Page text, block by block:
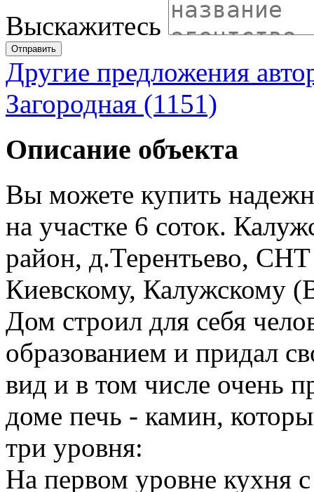
Выскажитесь
Отправить
Другие предложения
Загородная (1151)
Описание объекта
Вы можете купить
на участке 6 соток.
район, д.Терентьево,
Киевскому, Калужскому
Дом строил для себя
образованием и придал
вид и в том числе очень
доме печь - камин,
три уровня:
На первом уровне кухня